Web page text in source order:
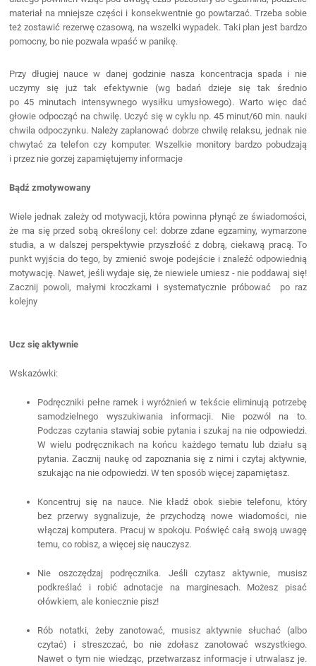
materiał na mniejsze części i konsekwentnie go powtarzać. Trzeba sobie
też zostawić rezerwę czasową, na wszelki wypadek. Taki plan jest bardzo
pomocny, bo nie pozwala wpaść w panikę.
Przy długiej nauce w danej godzinie nasza koncentracja spada i nie
uczymy się już tak efektywnie (wg badań dzieje się tak średnio
po 45 minutach intensywnego wysiłku umysłowego). Warto więc dać
głowie odpocząć na chwilę. Uczyć się w cyklu np. 45 minut/60 min. nauki
chwila odpoczynku. Należy zaplanować dobrze chwilę relaksu, jednak nie
chwytać za telefon czy komputer. Wszelkie monitory bardzo pobudzają
i przez nie gorzej zapamiętujemy informacje
Bądź zmotywowany
Wiele jednak zależy od motywacji, która powinna płynąć ze świadomości,
że ma się przed sobą określony cel: dobrze zdane egzaminy, wymarzone
studia, a w dalszej perspektywie przyszłość z dobrą, ciekawą pracą. To
punkt wyjścia do tego, by zmienić swoje podejście i znaleźć odpowiednią
motywację. Nawet, jeśli wydaje się, że niewiele umiesz - nie poddawaj się!
Zacznij powoli, małymi kroczkami i systematycznie próbować po raz
kolejny
Ucz się aktywnie
Wskazówki:
Podręczniki pełne ramek i wyróżnień w tekście eliminują potrzebę
samodzielnego wyszukiwania informacji. Nie pozwól na to.
Podczas czytania stawiaj sobie pytania i szukaj na nie odpowiedzi.
W wielu podręcznikach na końcu każdego tematu lub działu są
pytania. Zacznij naukę od zapoznania się z nimi i czytaj aktywnie,
szukając na nie odpowiedzi. W ten sposób więcej zapamiętasz.
Koncentruj się na nauce. Nie kładź obok siebie telefonu, który
bez przerwy sygnalizuje, że przychodzą nowe wiadomości, nie
włączaj komputera. Pracuj w spokoju. Poświęć całą swoją uwagę
temu, co robisz, a więcej się nauczysz.
Nie oszczędzaj podręcznika. Jeśli czytasz aktywnie, musisz
podkreślać i robić adnotacje na marginesach. Możesz pisać
ołówkiem, ale koniecznie pisz!
Rób notatki, żeby zanotować, musisz aktywnie słuchać (albo
czytać) i streszczać, bo nie zdołasz zanotować wszystkiego.
Nawet o tym nie wiedząc, przetwarzasz informacje i utrwalasz je.